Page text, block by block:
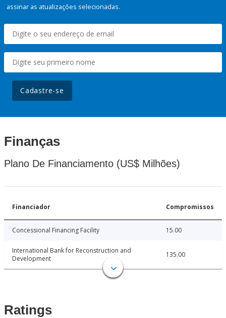
assinar as atualizações selecionadas.
Cadastre-se
Finanças
Plano De Financiamento (US$ Milhões)
Financiador Compromissos
Concessional Financing Facility 15.00
International Bank for Reconstruction and
Development
135.00
Ratings